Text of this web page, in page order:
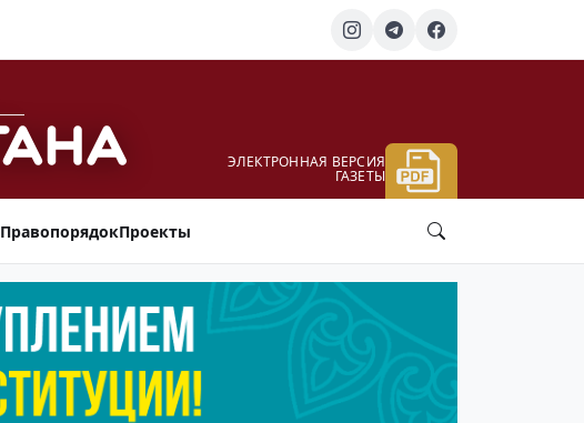
ЭЛЕКТРОННАЯ ВЕРСИЯ
ГАЗЕТЫ
ПравопорядокПроекты